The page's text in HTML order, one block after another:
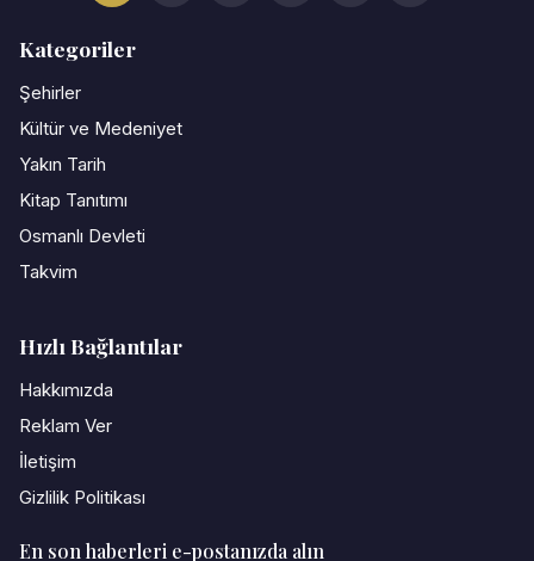
Kategoriler
Şehirler
Kültür ve Medeniyet
Yakın Tarih
Kitap Tanıtımı
Osmanlı Devleti
Takvim
Hızlı Bağlantılar
Hakkımızda
Reklam Ver
İletişim
Gizlilik Politikası
En son haberleri e-postanızda alın